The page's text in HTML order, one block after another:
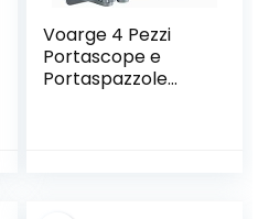
Voarge 4 Pezzi
Portascope e
Portaspazzole